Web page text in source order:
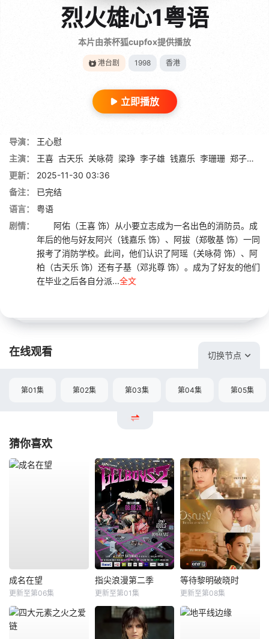
烈火雄心1粤语
本片由茶杯狐cupfox提供播放
港台剧 1998 香港
立即播放
导演：
王心慰
主演：
王喜 古天乐 关咏荷 梁琤 李子雄 钱嘉乐 李珊珊 郑子诚
更新：
2025-11-30 03:36
备注：
已完结
语言：
粤语
剧情：
阿佑（王喜 饰）从小要立志成为一名出色的消防员。成
年后的他与好友阿兴（钱嘉乐 饰）、阿拔（郑敬基 饰）一同
报考了消防学校。此间，他们认识了阿瑶（关咏荷 饰）、阿
柏（古天乐 饰）还有子基（邓兆尊 饰）。成为了好友的他们
在毕业之后各自分派...全文
在线观看 切换节点
第01集 第02集 第03集 第04集 第05集
猜你喜欢
成名在望
更新至第06集
指尖浪漫第二季
更新至第01集
等待黎明破晓时
更新至第08集